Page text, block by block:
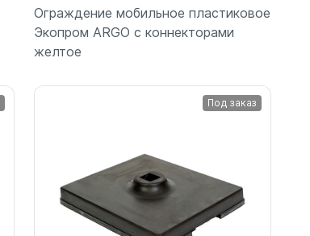
Подробнее
Ограждение мобильное пластиковое
Экопром ARGO с коннекторами
желтое
Под заказ